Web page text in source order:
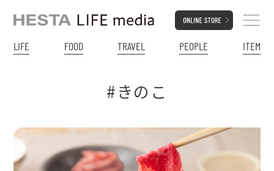
LIFE FOOD TRAVEL PEOPLE ITEM
#きのこ